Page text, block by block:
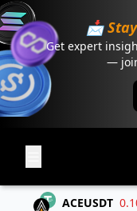
📩
Get expert
—
ACEUSDT 0.1068